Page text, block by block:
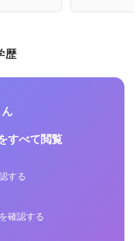
歴
すべて閲覧
する
確認する